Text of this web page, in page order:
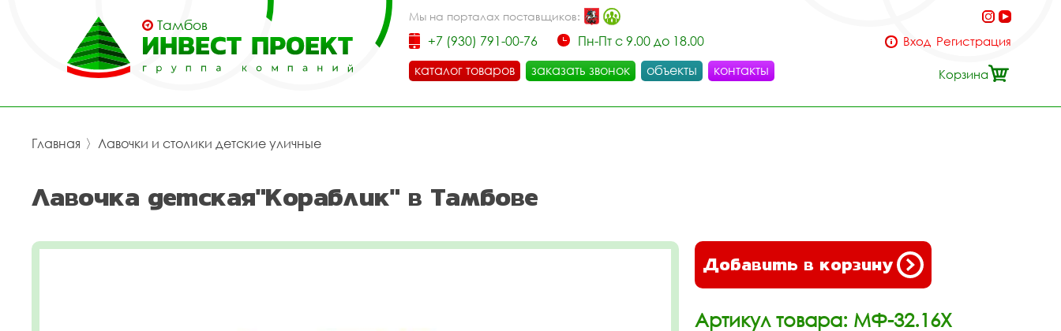
Тамбов
Мы на порталах поставщиков:
+7 (930) 791-00-76
Пн-Пт с 9.00 до 18.00
каталог товаров
заказать звонок объекты контакты
Вход Регистрация
Корзина
Главная 〉 Лавочки и столики детские уличные
Лавочка детская"Кораблик" в Тамбове
Добавить в корзину
Артикул товара: МФ-32.16Х